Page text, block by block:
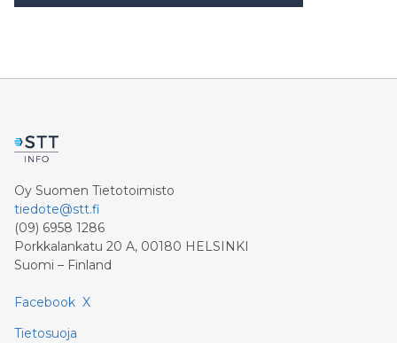
Oy Suomen Tietotoimisto
tiedote@stt.fi
(09) 6958 1286
Porkkalankatu 20 A, 00180 HELSINKI
Suomi – Finland
Facebook X
Tietosuoja